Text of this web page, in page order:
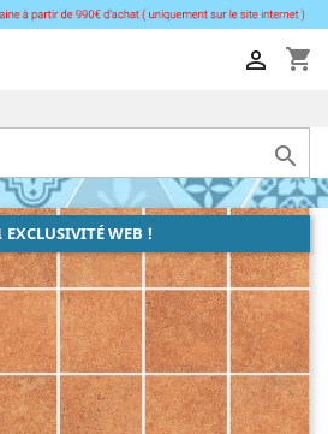
shopping_cart


EXCLUSIVITÉ WEB !